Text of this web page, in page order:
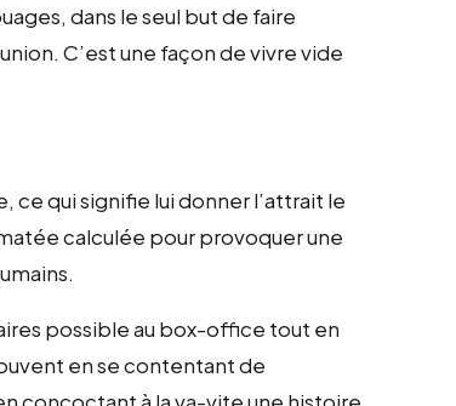
dans le seul but de faire
C’est une façon de vivre vide
ce qui signifie lui donner l’attrait le
calculée pour provoquer une
possible au box-office tout en
en se contentant de